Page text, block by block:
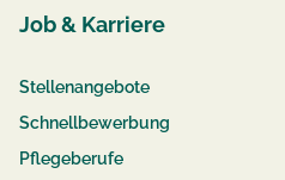
Job & Karriere
Stellenangebote
Schnellbewerbung
Pflegeberufe